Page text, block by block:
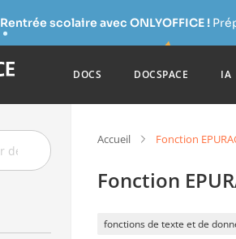
Rentrée scolaire avec ONLYOFFICE !
DOCS DOCSPACE IA
Accueil Fonction
Fonction
fonctions de texte et de